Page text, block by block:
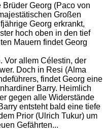
Georg (Paco von
Großen
Georg erkrankt,
hoch oben in den tief
Mauern findet Georg
Vor allem Célestin, der
Doch in Resi (Alma
findet Georg eine
Barry. Heimlich
gegen alle Widerstände
entsteht bald eine tiefe
Prior (Ulrich Tukur) um
Gefährten...